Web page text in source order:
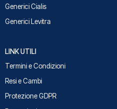
Generici Cialis
Generici Levitra
LINK UTILI
Termini e Condizioni
Resi e Cambi
Protezione GDPR